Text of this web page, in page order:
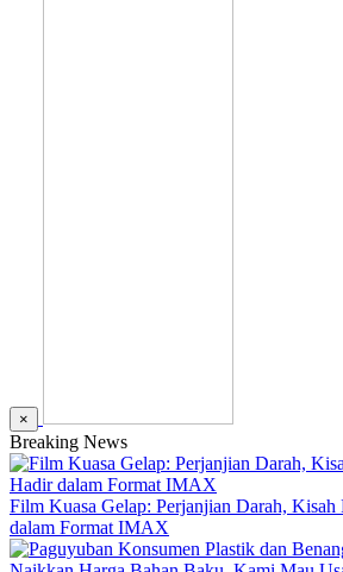
×
Breaking News
Film Kuasa Gelap: Perjanjian Darah,
dalam Format IMAX